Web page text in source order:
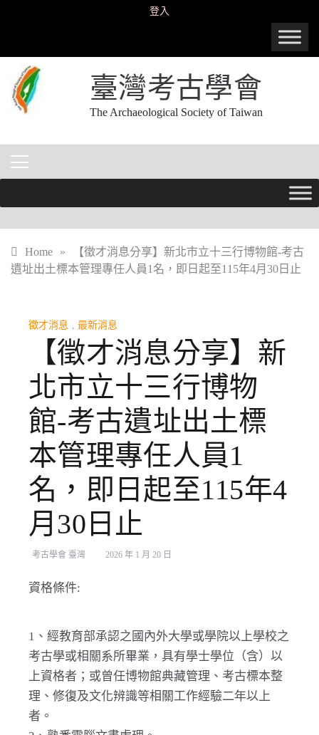
登入
臺灣考古學會
The Archaeological Society of Taiwan
Home »
【徵才消息分享】新北市立十三行博物館-考古
遺址出土標本管理專任人員1名，即日起至115年4月30日止
徵才消息 最新消息
【徵才消息分享】新
北市立十三行博物
館-考古遺址出土標
本管理專任人員1
名，即日起至115年4
月30日止
考古學會 臺灣 2026 年 1 月 20 日
資格條件:
1、經教育部承認之國內外大學或學院以上學校之
考古學或相關系所畢業，具有學士學位（含）以
上資格者；或曾任博物館典藏管理、考古標本整
理、修復及文化辨識等相關工作經驗二年以上
者。